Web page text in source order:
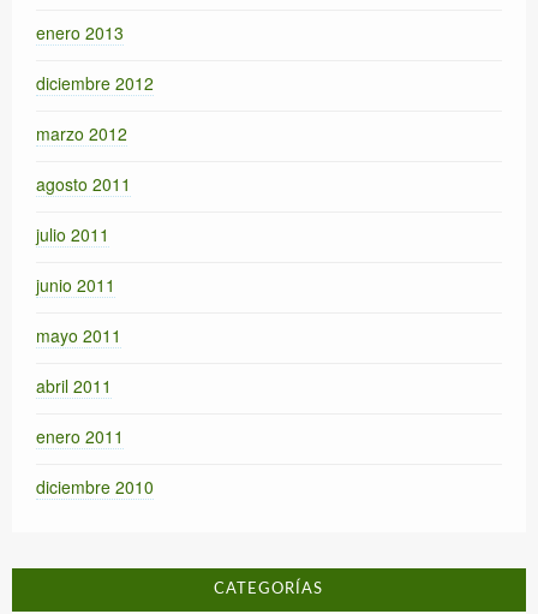
enero 2013
diciembre 2012
marzo 2012
agosto 2011
julio 2011
junio 2011
mayo 2011
abril 2011
enero 2011
diciembre 2010
CATEGORÍAS